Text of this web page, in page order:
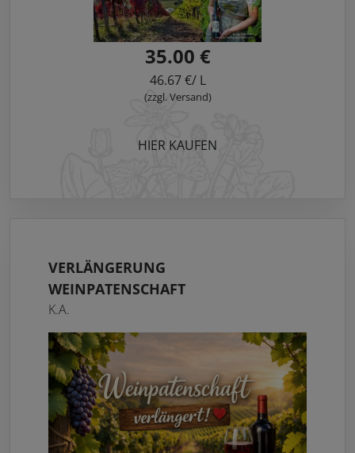
35.00 €
46.67 €/ L
(zzgl. Versand)
HIER KAUFEN
VERLÄNGERUNG
WEINPATENSCHAFT
K.A.